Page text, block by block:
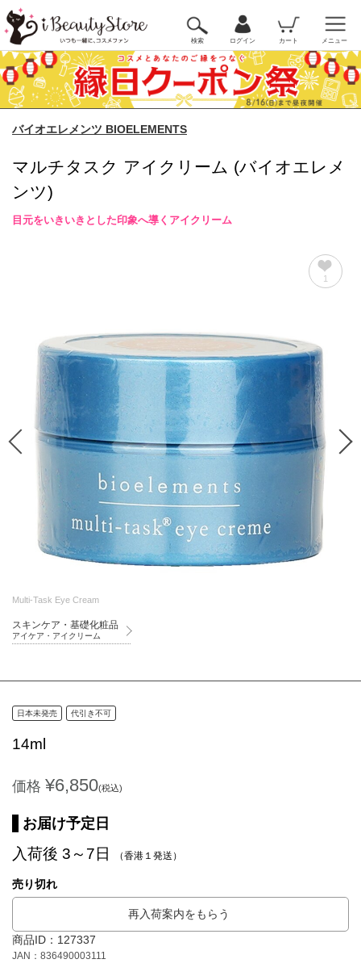
検索 ログイン カート メニュー
バイオエレメンツ BIOELEMENTS
マルチタスク アイクリーム (バイオエレメ
ンツ)
目元をいきいきとした印象へ導くアイクリーム
1
Multi-Task Eye Cream
スキンケア・基礎化粧品
アイケア・アイクリーム
日本未発売 代引き不可
14ml
価格 ¥6,850(税込)
お届け予定日
入荷後 3～7日 （香港１発送）
売り切れ
再入荷案内をもらう
商品ID：127337
JAN：836490003111